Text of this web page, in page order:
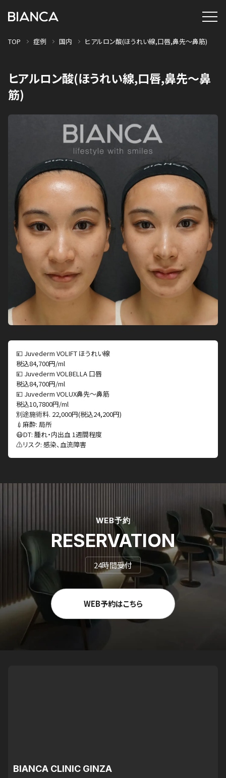
TOP 症例 国内 ヒアルロン酸(ほうれい線,口唇,鼻先〜鼻筋)
ヒアルロン酸(ほうれい線,口唇,鼻先〜鼻
筋)
💴 Juvederm VOLIFT ほうれい線
税込84,700円/ml
💴 Juvederm VOLBELLA 口唇
税込84,700円/ml
💴 Juvederm VOLUX鼻先〜鼻筋
税込10,7800円/ml
別途施術料. 22,000円(税込24,200円)
💉麻酔: 局所
😷DT: 腫れ・内出血 1週間程度
⚠️リスク: 感染、血流障害
WEB予約
RESERVATION
24時間受付
WEB予約はこちら
BIANCA CLINIC GINZA